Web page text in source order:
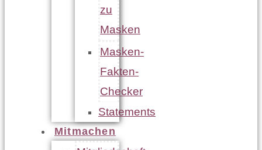
zu
Masken
Masken-
Fakten-
Checker
Statements
Mitmachen